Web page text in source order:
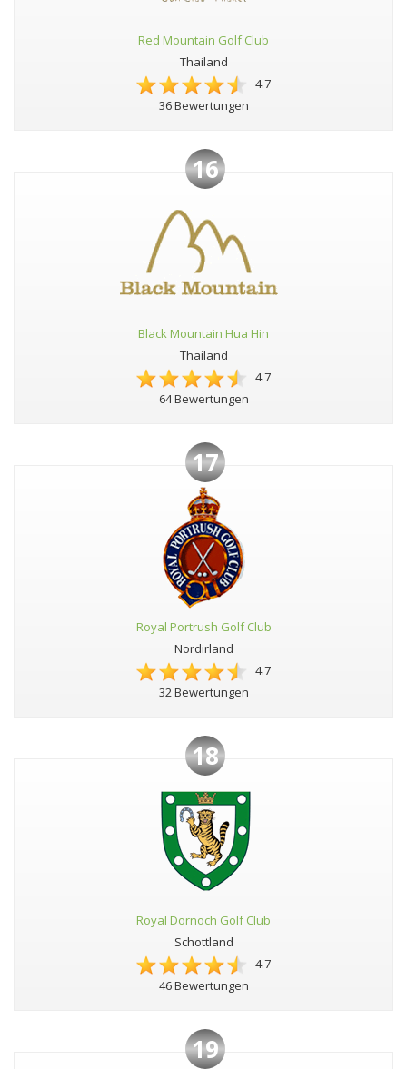
Red Mountain Golf Club
Thailand
4.7
36 Bewertungen
16
Black Mountain Hua Hin
Thailand
4.7
64 Bewertungen
17
Royal Portrush Golf Club
Nordirland
4.7
32 Bewertungen
18
Royal Dornoch Golf Club
Schottland
4.7
46 Bewertungen
19